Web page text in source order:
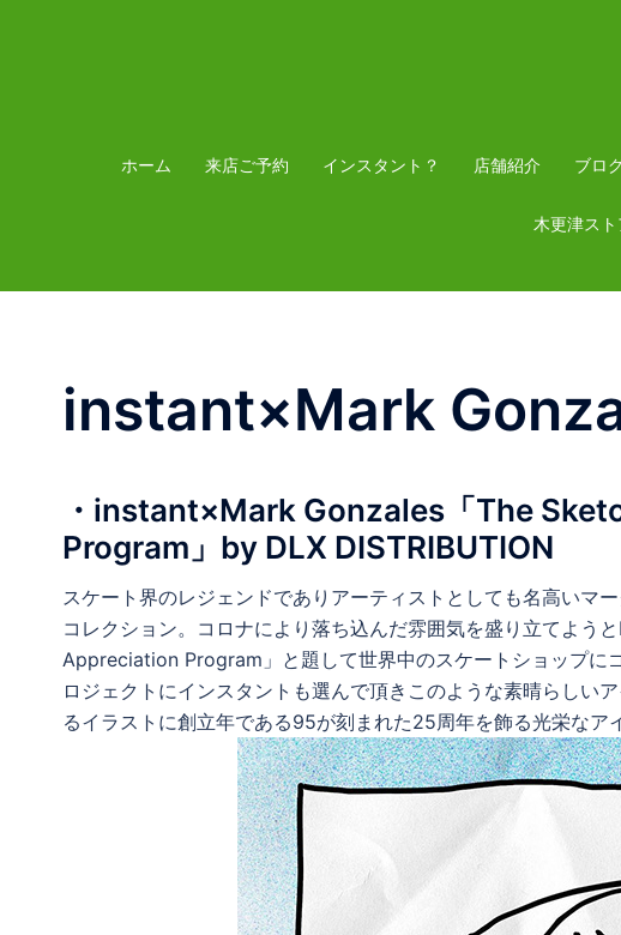
プ
ホーム 来店ご予約 インスタント？ 店舗紹介 ブロ
木更津ス
instant×Mark
・instant×Mark Gonzales「The
Program」by DLX DISTRIBUTION
スケート界のレジェンドでありアーティストとしても名高いマ
コレクション。コロナにより落ち込んだ雰囲気を盛り立てよう
Appreciation Program」と題して世界中のスケートショップに
ロジェクトにインスタントも選んで頂きこのような素晴らしい
るイラストに創立年である95が刻まれた25周年を飾る光栄なア